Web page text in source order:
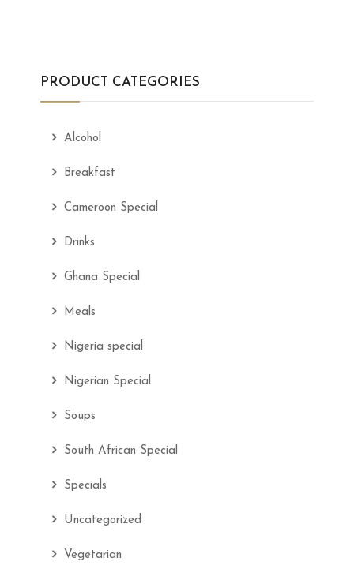
PRODUCT CATEGORIES
Alcohol
Breakfast
Cameroon Special
Drinks
Ghana Special
Meals
Nigeria special
Nigerian Special
Soups
South African Special
Specials
Uncategorized
Vegetarian